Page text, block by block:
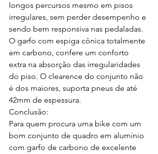
longos percursos mesmo em pisos
irregulares, sem perder desempenho e
sendo bem responsiva nas pedaladas.
O garfo com espiga cônica totalmente
em carbono, confere um conforto
extra na absorção das irregularidades
do piso. O clearence do conjunto não
é dos maiores, suporta pneus de até
42mm de espessura.
Conclusão:
Para quem procura uma bike com um
bom conjunto de quadro em alumínio
com garfo de carbono de excelente